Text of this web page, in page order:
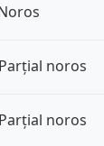
Parțial noros
Parțial noros